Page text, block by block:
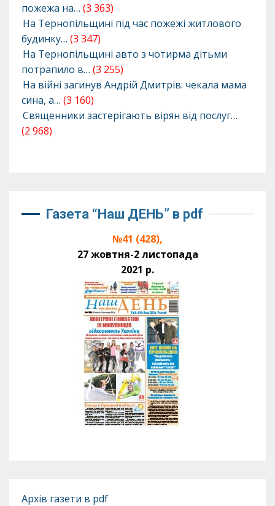
пожежа на… (3 363)
На Тернопільщині під час пожежі житлового
будинку… (3 347)
На Тернопільщині авто з чотирма дітьми
потрапило в… (3 255)
На війні загинув Андрій Дмитрів: чекала мама
сина, а… (3 160)
Священники застерігають вірян від послуг…
(2 968)
Газета “Наш ДЕНЬ” в pdf
№41 (428),
27 жовтня-2 листопада
2021 р.
Архів газети в pdf